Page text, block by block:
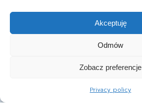
Akceptuję
Odmów
Zobacz preferencje
Privacy policy